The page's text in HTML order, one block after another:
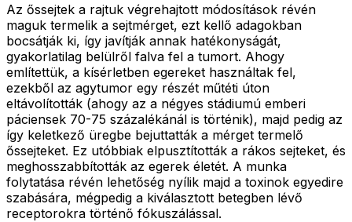
Az őssejtek a rajtuk végrehajtott módosítások révén
maguk termelik a sejtmérget, ezt kellő adagokban
bocsátják ki, így javítják annak hatékonyságát,
gyakorlatilag belülről falva fel a tumort. Ahogy
említettük, a kísérletben egereket használtak fel,
ezekből az agytumor egy részét műtéti úton
eltávolították (ahogy az a négyes stádiumú emberi
páciensek 70-75 százalékánál is történik), majd pedig az
így keletkező üregbe bejuttatták a mérget termelő
őssejteket. Ez utóbbiak elpusztították a rákos sejteket, és
meghosszabbították az egerek életét. A munka
folytatása révén lehetőség nyílik majd a toxinok egyedire
szabására, mégpedig a kiválasztott betegben lévő
receptorokra történő fókuszálással.